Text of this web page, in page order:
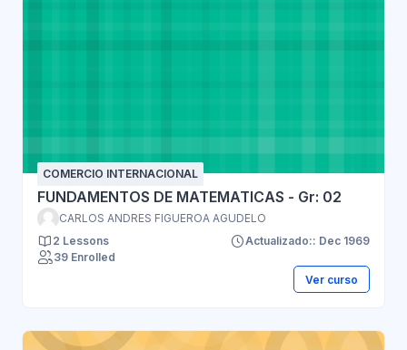
COMERCIO INTERNACIONAL
FUNDAMENTOS DE MATEMATICAS - Gr: 02
CARLOS ANDRES FIGUEROA AGUDELO
2 Lessons
Actualizado:: Dec 1969
39 Enrolled
Ver curso